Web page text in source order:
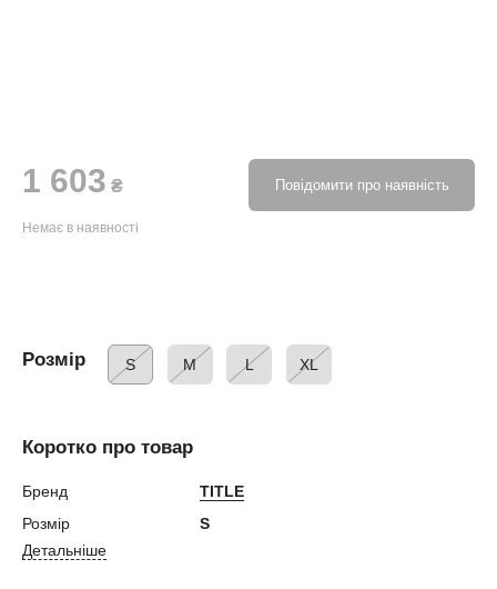
1 603 ₴
Немає в наявності
Повідомити про наявність
Розмір S M L XL
Коротко про товар
Бренд
TITLE
Розмір
S
Детальніше